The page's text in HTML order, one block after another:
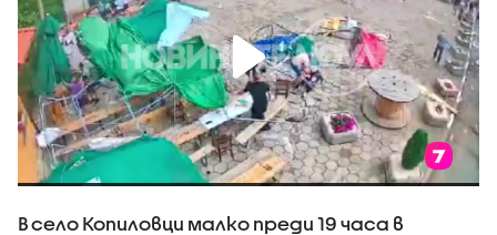
В село Копиловци малко преди 19 часа в